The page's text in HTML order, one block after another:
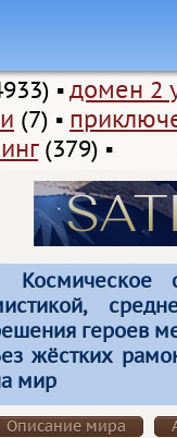
▪ домен 2
(7) ▪
(379) ▪
Космическое
героев
жёстких
мир
Описание мира